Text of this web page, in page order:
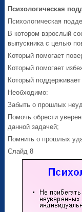
Психологическая
Психологическая
В котором взрослый
выпускника с целью
Который помогает
Который помогает
Который
Необходимо:
Забыть о прошлых
Помочь обрести
данной задачей;
Помнить о прошлых
Слайд 8